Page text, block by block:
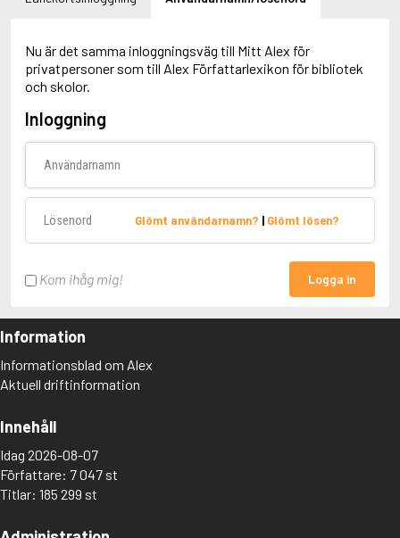
Nu är det samma inloggningsväg till Mitt Alex för
privatpersoner som till Alex Författarlexikon för bibliotek
och skolor.
Inloggning
Glömt användarnamn? | Glömt lösen?
Kom ihåg mig! Logga in
Information
Informationsblad om Alex
Aktuell driftinformation
Innehåll
Idag 2026-08-07
Författare: 7 047 st
Titlar: 185 299 st